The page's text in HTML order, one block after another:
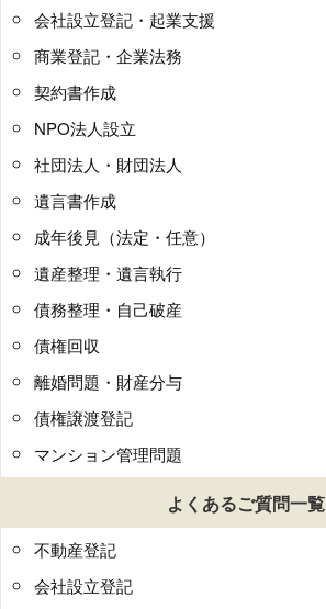
会社設立登記・起業支援
商業登記・企業法務
契約書作成
NPO法人設立
社団法人・財団法人
遺言書作成
成年後見（法定・任意）
遺産整理・遺言執行
債務整理・自己破産
債権回収
離婚問題・財産分与
債権譲渡登記
マンション管理問題
よくあるご質問一覧
不動産登記
会社設立登記